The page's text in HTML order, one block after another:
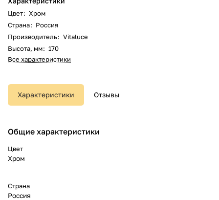
Цвет: Хром
Страна: Россия
Производитель: Vitaluce
Высота, мм: 170
Все характеристики
Характеристики Отзывы
Общие характеристики
Цвет
Хром
Страна
Россия